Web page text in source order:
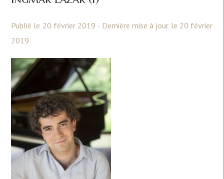
Publié le 20 février 2019 - Dernière mise à jour le 20 février
2019